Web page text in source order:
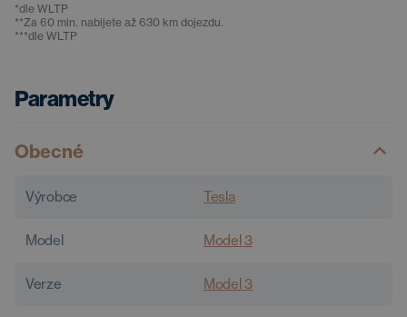
*dle WLTP
**Za 60 min. nabijete až 630 km dojezdu.
***dle WLTP
Parametry
Obecné
Výrobce Tesla
Model Model 3
Verze Model 3